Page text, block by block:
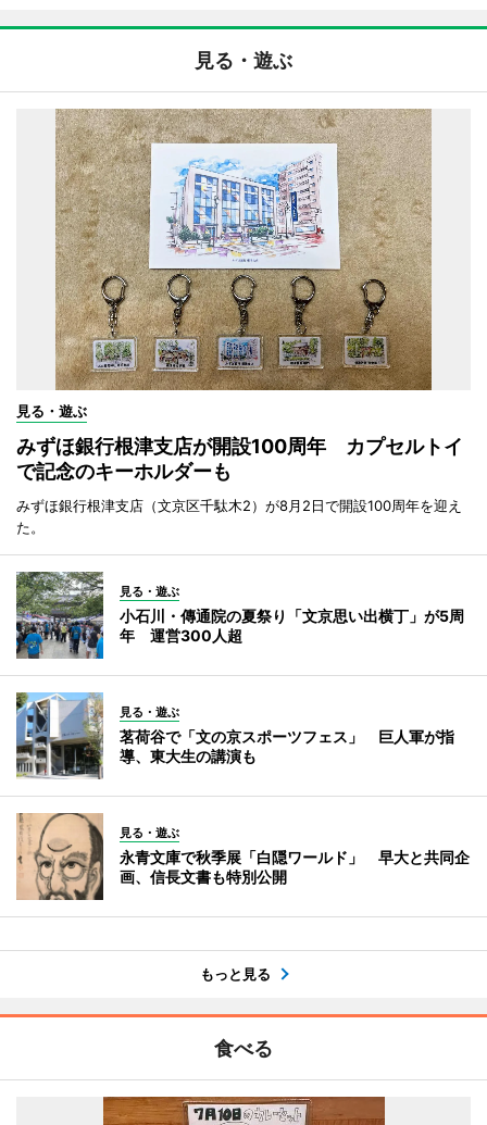
見る・遊ぶ
見る・遊ぶ
みずほ銀行根津支店が開設100周年 カプセルトイ
で記念のキーホルダーも
みずほ銀行根津支店（文京区千駄木2）が8月2日で開設100周年を迎え
た。
見る・遊ぶ
小石川・傳通院の夏祭り「文京思い出横丁」が5周
年 運営300人超
見る・遊ぶ
茗荷谷で「文の京スポーツフェス」 巨人軍が指
導、東大生の講演も
見る・遊ぶ
永青文庫で秋季展「白隠ワールド」 早大と共同企
画、信長文書も特別公開
もっと見る
食べる